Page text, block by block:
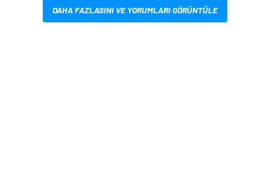
DAHA FAZLASINI VE YORUMLARI GÖRÜNTÜLE